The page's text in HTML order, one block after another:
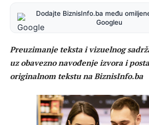
Dodajte BiznisInfo.ba među
Googleu
Preuzimanje teksta i vizuelnog
uz obavezno navođenje izvora i
originalnom tekstu na BiznisInfo.ba